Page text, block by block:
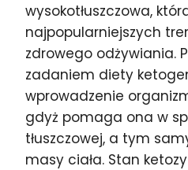
wysokotłuszczowa,
najpopularniejszych
zdrowego odżywiania.
zadaniem diety
wprowadzenie
gdyż pomaga ona w
tłuszczowej, a tym
masy ciała. Stan